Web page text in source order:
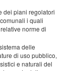
dei piani regolatori
i quali
norme di
delle
di uso pubblico,
e naturali del